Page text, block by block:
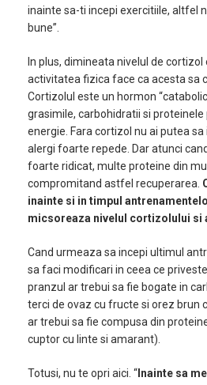
inainte sa-ti incepi exercitiile, altfel
bune”.
In plus, dimineata nivelul de
activitatea fizica face ca acesta sa
Cortizolul este un hormon
grasimile, carbohidratii si proteinele
energie. Fara cortizol nu ai putea
alergi foarte repede. Dar atunci
foarte ridicat, multe proteine din
compromitand astfel recuperarea.
inainte si in timpul
micsoreaza nivelul cortizolului si
Cand urmeaza sa incepi ultimul
sa faci modificari in ceea ce
pranzul ar trebui sa fie bogate in
terci de ovaz cu fructe si orez brun
ar trebui sa fie compusa din
cuptor cu linte si amarant).
Totusi, nu te opri aici. “ Inainte sa